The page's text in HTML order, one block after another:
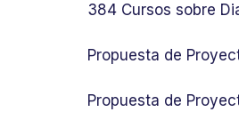
384 Cursos sobre
Propuesta de
Propuesta de